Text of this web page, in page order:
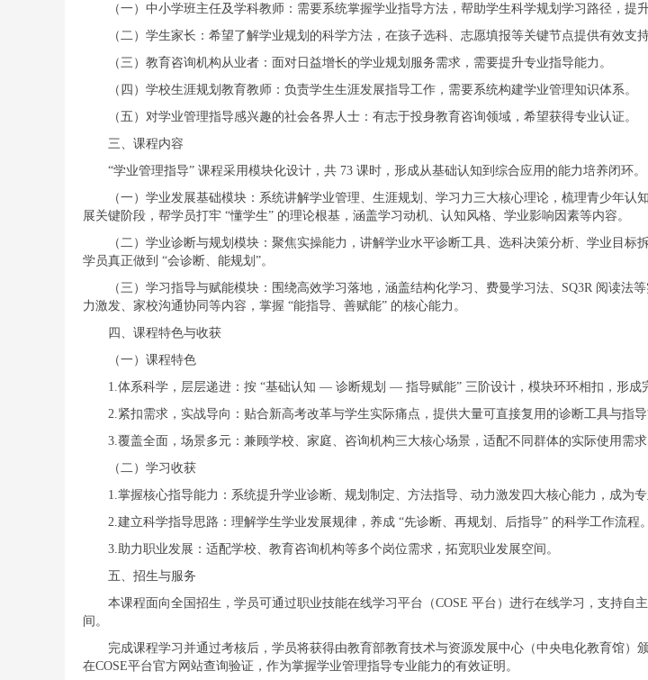
（一）中小学班主任及学科教师：需要系统掌握学业指导方法，帮助学生科学规划学习路径，提
（二）学生家长：希望了解学业规划的科学方法，在孩子选科、志愿填报等关键节点提供有效支持
（三）教育咨询机构从业者：面对日益增长的学业规划服务需求，需要提升专业指导能力。
（四）学校生涯规划教育教师：负责学生生涯发展指导工作，需要系统构建学业管理知识体系。
（五）对学业管理指导感兴趣的社会各界人士：有志于投身教育咨询领域，希望获得专业认证。
三、课程内容
“学业管理指导” 课程采用模块化设计，共 73 课时，形成从基础认知到综合应用的能力培养闭环。
（一）学业发展基础模块：系统讲解学业管理、生涯规划、学习力三大核心理论，梳理青少年认
展关键阶段，帮学员打牢 “懂学生” 的理论根基，涵盖学习动机、认知风格、学业影响因素等内容。
（二）学业诊断与规划模块：聚焦实操能力，讲解学业水平诊断工具、选科决策分析、学业目标
学员真正做到 “会诊断、能规划”。
（三）学习指导与赋能模块：围绕高效学习落地，涵盖结构化学习、费曼学习法、SQ3R 阅读法
力激发、家校沟通协同等内容，掌握 “能指导、善赋能” 的核心能力。
四、课程特色与收获
（一）课程特色
1.体系科学，层层递进：按 “基础认知 — 诊断规划 — 指导赋能” 三阶设计，模块环环相扣，形成
2.紧扣需求，实战导向：贴合新高考改革与学生实际痛点，提供大量可直接复用的诊断工具与指导
3.覆盖全面，场景多元：兼顾学校、家庭、咨询机构三大核心场景，适配不同群体的实际使用需求
（二）学习收获
1.掌握核心指导能力：系统提升学业诊断、规划制定、方法指导、动力激发四大核心能力，成为专
2.建立科学指导思路：理解学生学业发展规律，养成 “先诊断、再规划、后指导” 的科学工作流程。
3.助力职业发展：适配学校、教育咨询机构等多个岗位需求，拓宽职业发展空间。
五、招生与服务
本课程面向全国招生，学员可通过职业技能在线学习平台（COSE 平台）进行在线学习，支持自
间。
完成课程学习并通过考核后，学员将获得由教育部教育技术与资源发展中心（中央电化教育馆）
在COSE平台官方网站查询验证，作为掌握学业管理指导专业能力的有效证明。